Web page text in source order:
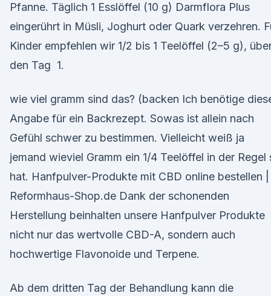
Pfanne. Täglich 1 Esslöffel (10 g) Darmflora Plus
eingerührt in Müsli, Joghurt oder Quark verzehren.
Kinder empfehlen wir 1/2 bis 1 Teelöffel (2–5 g),
den Tag 1.
wie viel gramm sind das? (backen Ich benötige
Angabe für ein Backrezept. Sowas ist allein nach
Gefühl schwer zu bestimmen. Vielleicht weiß ja
jemand wieviel Gramm ein 1/4 Teelöffel in der Regel
hat. Hanfpulver-Produkte mit CBD online bestellen |
Reformhaus-Shop.de Dank der schonenden
Herstellung beinhalten unsere Hanfpulver Produkte
nicht nur das wertvolle CBD-A, sondern auch
hochwertige Flavonoide und Terpene.
Ab dem dritten Tag der Behandlung kann die